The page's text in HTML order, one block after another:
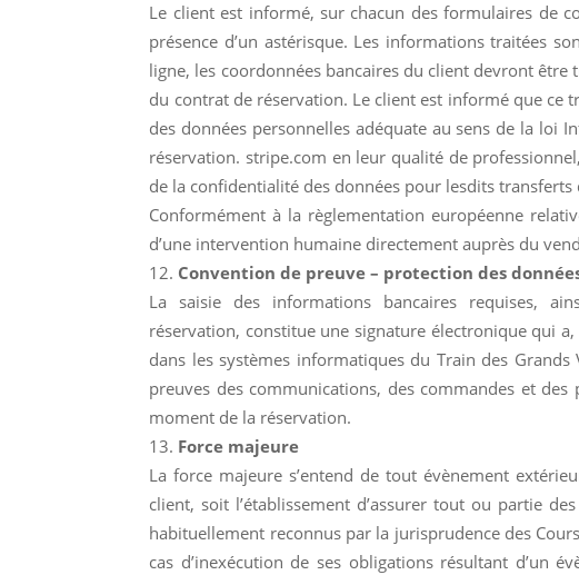
Le client est informé, sur chacun des formulaires de
présence d’un astérisque. Les informations traitées
ligne, les coordonnées bancaires du client devront être
du contrat de réservation. Le client est informé que ce
des données personnelles adéquate au sens de la loi
réservation. stripe.com en leur qualité de
de la confidentialité des données pour lesdits transferts
Conformément à la règlementation européenne
d’une intervention humaine directement auprès du
Convention de preuve – protection des
La saisie des informations bancaires requises,
réservation, constitue une signature électronique qui
dans les systèmes informatiques du Train des
preuves des communications, des commandes et
moment de la réservation.
Force majeure
La force majeure s’entend de tout évènement
client, soit l’établissement d’assurer tout ou partie
habituellement reconnus par la jurisprudence des
cas d’inexécution de ses obligations résultant d’un